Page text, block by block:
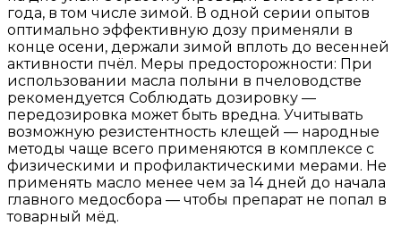
года, в том числе зимой. В одной серии опытов
оптимально эффективную дозу применяли в
конце осени, держали зимой вплоть до весенней
активности пчёл. Меры предосторожности: При
использовании масла полыни в пчеловодстве
рекомендуется Соблюдать дозировку —
передозировка может быть вредна. Учитывать
возможную резистентность клещей — народные
методы чаще всего применяются в комплексе с
физическими и профилактическими мерами. Не
применять масло менее чем за 14 дней до начала
главного медосбора — чтобы препарат не попал в
товарный мёд.